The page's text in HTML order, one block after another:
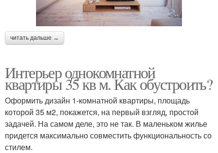
читать дальше →
Интерьер однокомнатной
квартиры 35 кв м. Как обустроить?
Оформить дизайн 1-комнатной квартиры, площадь
которой 35 м2, покажется, на первый взгляд, простой
задачей. На самом деле, это не так. В маленьком жилье
придется максимально совместить функциональность со
стилем.